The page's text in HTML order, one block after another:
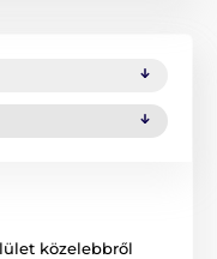
közelebbről